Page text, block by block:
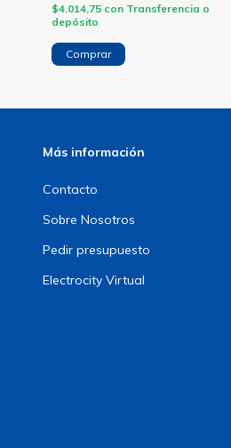
$4.014,75 con Transferencia o
depósito
Más información
Contacto
Sobre Nosotros
Pedir presupuesto
Electrocity Virtual